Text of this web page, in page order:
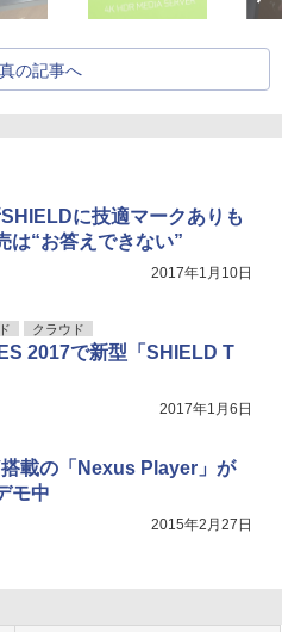
の記事へ
に技適マークありも
は“お答えできない”
2017年1月10日
クラウド
2017で新型「SHIELD T
2017年1月6日
載の「Nexus Player」が
モ中
2015年2月27日